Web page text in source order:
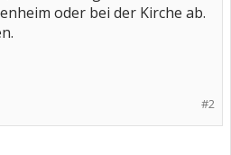
oder bei der Kirche ab.
#2